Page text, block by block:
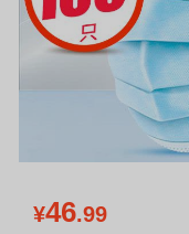
¥46.99